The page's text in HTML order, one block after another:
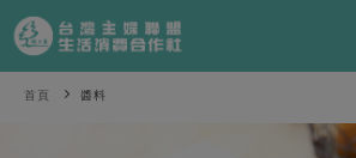
產品分類
首頁 醬料